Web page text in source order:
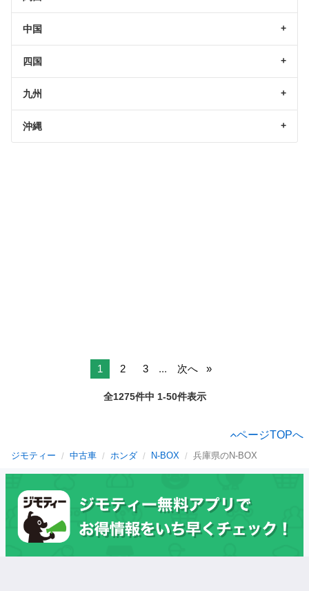
中国
四国
九州
沖縄
1 2 3 ... 次へ
全1275件中 1-50件表示
ページTOPへ
ジモティー 中古車 ホンダ N-BOX 兵庫県のN-BOX